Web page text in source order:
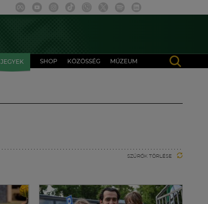
JEGYEK SHOP KÖZÖSSÉG MÚZEUM
SZŰRŐK TÖRLÉSE